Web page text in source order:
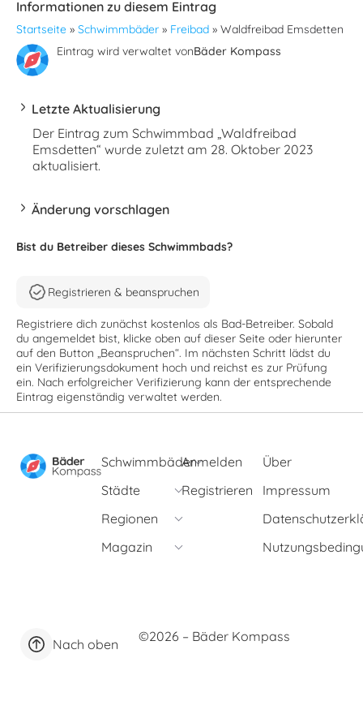
Informationen zu diesem Eintrag
Startseite » Schwimmbäder » Freibad » Waldfreibad Emsdetten
Eintrag wird verwaltet vonBäder Kompass
Letzte Aktualisierung
Der Eintrag zum Schwimmbad „Waldfreibad
Emsdetten“ wurde zuletzt am 28. Oktober 2023
aktualisiert.
Änderung vorschlagen
Bist du Betreiber dieses Schwimmbads?
Registrieren & beanspruchen
Registriere dich zunächst kostenlos als Bad-Betreiber. Sobald
du angemeldet bist, klicke oben auf dieser Seite oder hierunter
auf den Button „Beanspruchen“. Im nächsten Schritt lädst du
ein Verifizierungsdokument hoch und reichst es zur Prüfung
ein. Nach erfolgreicher Verifizierung kann der entsprechende
Eintrag eigenständig verwaltet werden.
Schwimmbäder
Städte
Regionen
Magazin
Anmelden
Registrieren
Über
Impressum
Nach oben ©2026 – Bäder Kompass